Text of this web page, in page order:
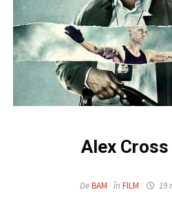
Alex
DeBAM în FILM 19